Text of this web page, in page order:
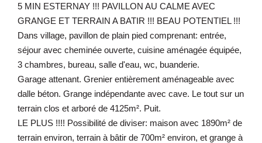
5 MIN ESTERNAY !!! PAVILLON AU CALME AVEC
GRANGE ET TERRAIN A BATIR !!! BEAU POTENTIEL !!!
Dans village, pavillon de plain pied comprenant: entrée,
séjour avec cheminée ouverte, cuisine aménagée équipée,
3 chambres, bureau, salle d'eau, wc, buanderie.
Garage attenant. Grenier entièrement aménageable avec
dalle béton. Grange indépendante avec cave. Le tout sur un
terrain clos et arboré de 4125m². Puit.
LE PLUS !!!! Possibilité de diviser: maison avec 1890m² de
terrain environ, terrain à bâtir de 700m² environ, et grange à